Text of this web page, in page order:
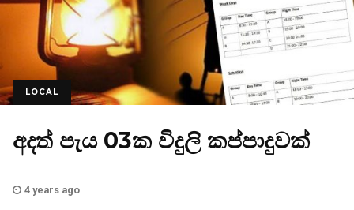
LOCAL
අදත් පැය 03ක විදුලි කප්පාදුවක්
4 years ago